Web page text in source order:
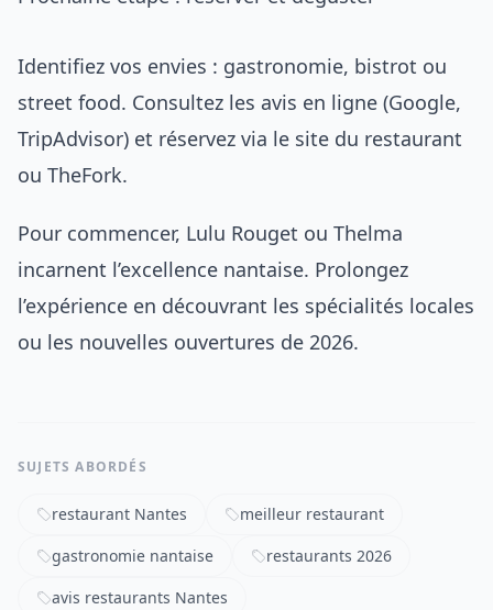
Identifiez vos envies : gastronomie, bistrot ou
street food. Consultez les avis en ligne (Google,
TripAdvisor) et réservez via le site du restaurant
ou TheFork.
Pour commencer, Lulu Rouget ou Thelma
incarnent l’excellence nantaise. Prolongez
l’expérience en découvrant les spécialités locales
ou les nouvelles ouvertures de 2026.
SUJETS ABORDÉS
restaurant Nantes
meilleur restaurant
gastronomie nantaise
restaurants 2026
avis restaurants Nantes